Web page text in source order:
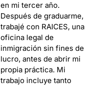
en mi tercer año.
Después de graduarme,
trabajé con RAICES, una
oficina legal de
inmigración sin fines de
lucro, antes de abrir mi
propia práctica. Mi
trabajo incluye tanto